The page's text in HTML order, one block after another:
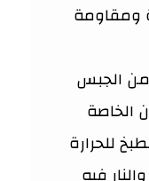
ومقاومة
من الجبس
الخاصة
للحرارة